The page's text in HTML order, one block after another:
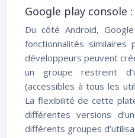
Google play console
Du côté Android,
fonctionnalités
développeurs peuvent
un groupe restreint
(accessibles à tous les
La flexibilité de cette
différentes versions
différents groupes